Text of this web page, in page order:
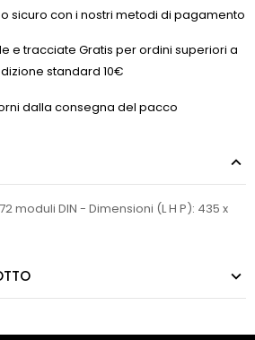
sicuro con i nostri metodi di pagamento
e tracciate Gratis per ordini superiori a
standard 10€
dalla consegna del pacco
moduli DIN - Dimensioni (L H P): 435 x